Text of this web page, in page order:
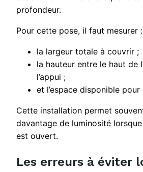
profondeur.
Pour cette pose, il faut mesurer :
la largeur totale à couvrir ;
la hauteur entre le haut de
l’appui ;
et l’espace disponible
Cette installation permet
davantage de luminosité
est ouvert.
Les erreurs à éviter